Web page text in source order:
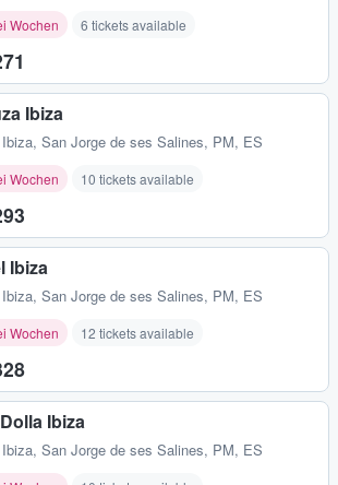
Wochen 6 tickets available
Ibiza
, San Jorge de ses Salines, PM, ES
Wochen 10 tickets available
Ibiza
, San Jorge de ses Salines, PM, ES
Wochen 12 tickets available
Ibiza
, San Jorge de ses Salines, PM, ES